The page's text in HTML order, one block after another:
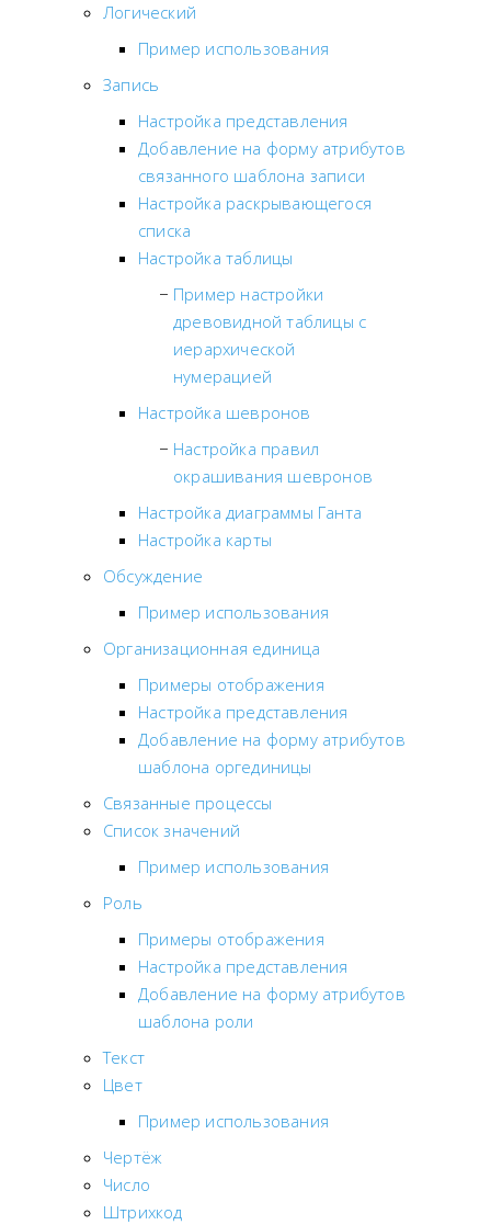
Логический
Пример использования
Запись
Настройка представления
Добавление на форму атрибутов
связанного шаблона записи
Настройка раскрывающегося
списка
Настройка таблицы
Пример настройки
древовидной таблицы с
иерархической
нумерацией
Настройка шевронов
Настройка правил
окрашивания шевронов
Настройка диаграммы Ганта
Настройка карты
Обсуждение
Пример использования
Организационная единица
Примеры отображения
Настройка представления
Добавление на форму атрибутов
шаблона оргединицы
Связанные процессы
Список значений
Пример использования
Роль
Примеры отображения
Настройка представления
Добавление на форму атрибутов
шаблона роли
Текст
Цвет
Пример использования
Чертёж
Число
Штрихкод